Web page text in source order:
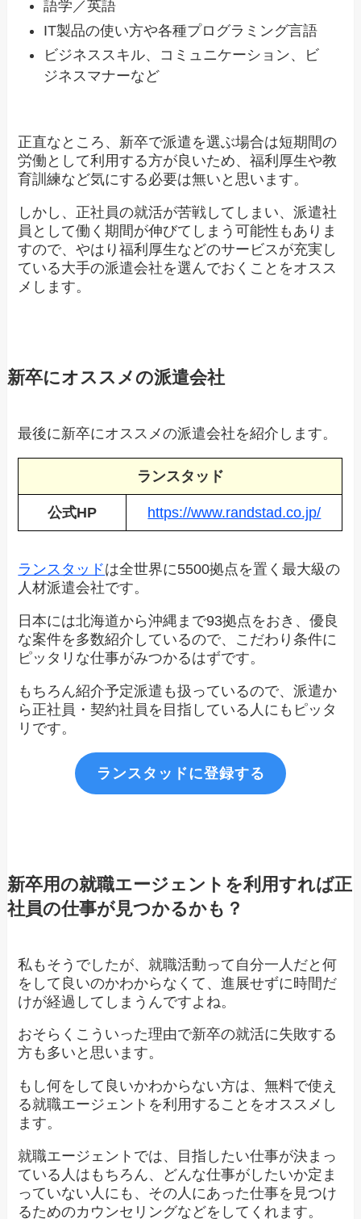
語学／英語
IT製品の使い方や各種プログラミング言語
ビジネススキル、コミュニケーション、ビ
ジネスマナーなど
正直なところ、新卒で派遣を選ぶ場合は短期間の
労働として利用する方が良いため、福利厚生や教
育訓練など気にする必要は無いと思います。
しかし、正社員の就活が苦戦してしまい、派遣社
員として働く期間が伸びてしまう可能性もありま
すので、やはり福利厚生などのサービスが充実し
ている大手の派遣会社を選んでおくことをオスス
メします。
新卒にオススメの派遣会社
最後に新卒にオススメの派遣会社を紹介します。
ランスタッド
公式HP https://www.randstad.co.jp/
ランスタッドは全世界に5500拠点を置く最大級の
人材派遣会社です。
日本には北海道から沖縄まで93拠点をおき、優良
な案件を多数紹介しているので、こだわり条件に
ピッタリな仕事がみつかるはずです。
もちろん紹介予定派遣も扱っているので、派遣か
ら正社員・契約社員を目指している人にもピッタ
リです。
ランスタッドに登録する
新卒用の就職エージェントを利用すれば正
社員の仕事が見つかるかも？
私もそうでしたが、就職活動って自分一人だと何
をして良いのかわからなくて、進展せずに時間だ
けが経過してしまうんですよね。
おそらくこういった理由で新卒の就活に失敗する
方も多いと思います。
もし何をして良いかわからない方は、無料で使え
る就職エージェントを利用することをオススメし
ます。
就職エージェントでは、目指したい仕事が決まっ
ている人はもちろん、どんな仕事がしたいか定ま
っていない人にも、その人にあった仕事を見つけ
るためのカウンセリングなどをしてくれます。